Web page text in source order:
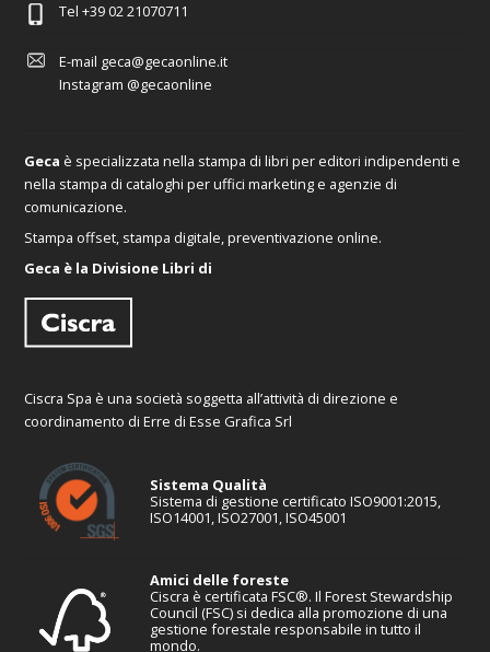
Tel +39 02 21070711
E-mail geca@gecaonline.it
Instagram @gecaonline
Geca è specializzata nella stampa di libri per editori indipendenti e
nella stampa di cataloghi per uffici marketing e agenzie di
comunicazione.
Stampa offset, stampa digitale, preventivazione online.
Geca è la Divisione Libri di
Ciscra Spa è una società soggetta all’attività di direzione e
coordinamento di Erre di Esse Grafica Srl
Sistema Qualità
Sistema di gestione certificato ISO9001:2015,
ISO14001, ISO27001, ISO45001
Amici delle foreste
Ciscra è certificata FSC®. Il Forest Stewardship
Council (FSC) si dedica alla promozione di una
gestione forestale responsabile in tutto il
mondo.